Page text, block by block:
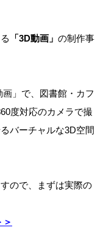
「3D動画」 の制作事
」で、図書館・カフ
度対応のカメラで撮
バーチャルな3D空間
ので、まずは実際の